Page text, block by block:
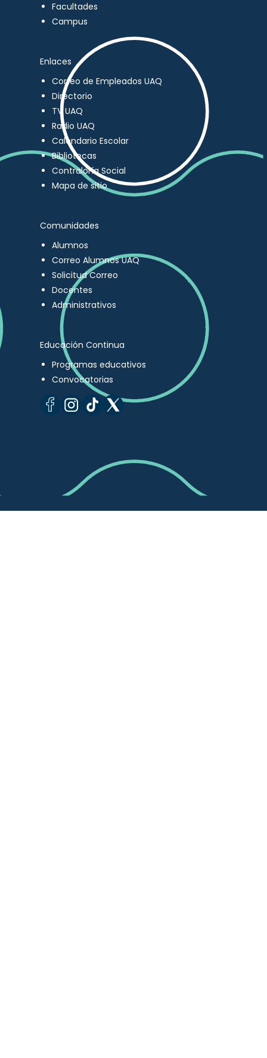
Facultades
Campus
Enlaces
Correo de Empleados UAQ
Directorio
TV UAQ
Radio UAQ
Calendario Escolar
Bibliotecas
Contraloría Social
Mapa de sitio
Comunidades
Alumnos
Correo Alumnos UAQ
Solicitud Correo
Docentes
Administrativos
Educación Continua
Programas educativos
Convocatorias